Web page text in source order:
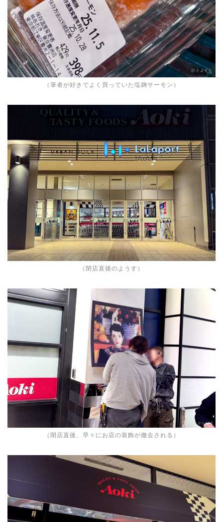
（筆者が好きでよく買っていた塩麹サーモン）
（閉店直後のようす）
（閉店直後、早々にお店の装飾が撤去される）